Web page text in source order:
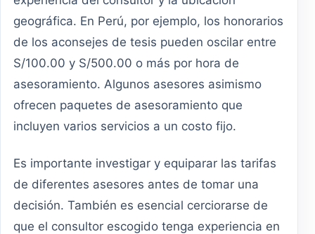
geográfica. En Perú, por ejemplo, los honorarios
de los aconsejes de tesis pueden oscilar entre
S/100.00 y S/500.00 o más por hora de
asesoramiento. Algunos asesores asimismo
ofrecen paquetes de asesoramiento que
incluyen varios servicios a un costo fijo.
Es importante investigar y equiparar las tarifas
de diferentes asesores antes de tomar una
decisión. También es esencial cerciorarse de
que el consultor escogido tenga experiencia en